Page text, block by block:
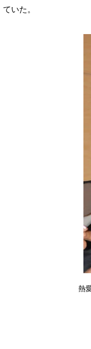
ていた。
熱